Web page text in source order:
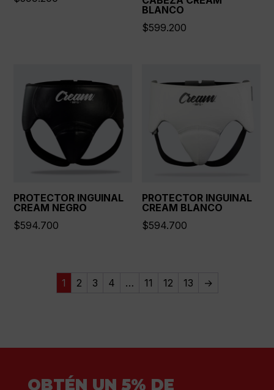
BLANCO
$599.200
PROTECTOR INGUINAL
CREAM NEGRO
$594.700
PROTECTOR INGUINAL
CREAM BLANCO
$594.700
1 2 3 4 … 11 12 13 →
OBTÉN UN 5% DE